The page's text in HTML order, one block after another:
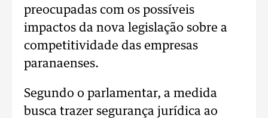
preocupadas com os possíveis
impactos da nova legislação sobre a
competitividade das empresas
paranaenses.
Segundo o parlamentar, a medida
busca trazer segurança jurídica ao